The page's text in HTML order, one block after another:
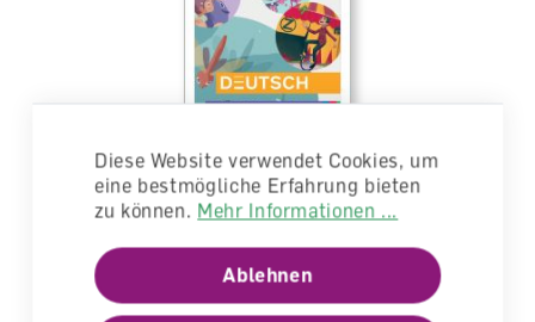
Deutsch Eins bis Sechs Lernplattform für
Digital
Diese Website verwendet Cookies, um
eine bestmögliche Erfahrung bieten
zu können. Mehr Informationen ...
Ablehnen